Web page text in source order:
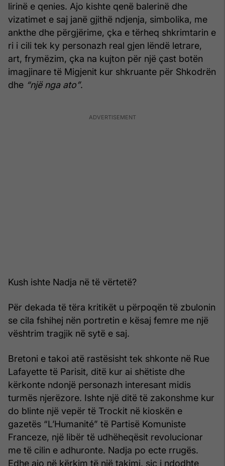
lirinë e qenies. Ajo kishte qenë balerinë dhe
vizatimet e saj janë gjithë ndjenja, simbolika, me
ankthe dhe përgjërime, çka e tërheq shkrimtarin e
ri i cili tek ky personazh real gjen lëndë letrare,
art, frymëzim, çka na kujton për një çast botën
imagjinare të Migjenit kur shkruante për Shkodrën
dhe “një nga ato”.
Kush ishte Nadja në të vërtetë?
Për dekada të tëra kritikët u përpoqën të zbulonin
se cila fshihej nën portretin e kësaj femre me një
vështrim tragjik në sytë e saj.
Bretoni e takoi atë rastësisht tek shkonte në Rue
Lafayette të Parisit, ditë kur ai shëtiste dhe
kërkonte ndonjë personazh interesant midis
turmës njerëzore. Ishte një ditë të zakonshme kur
do blinte një vepër të Trockit në kioskën e
gazetës “L’Humanité” të Partisë Komuniste
Franceze, një libër të udhëheqësit revolucionar
me të cilin e adhuronte. Nadja po ecte rrugës.
Edhe ajo në kërkim të një takimi, siç i ndodhte